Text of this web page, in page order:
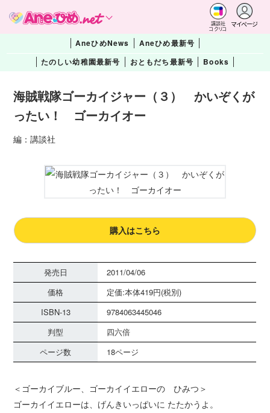
講談社
コクリコ
マイページ
AneひめNews
Aneひめ最新号
たのしい幼稚園最新号
おともだち最新号 Books
海賊戦隊ゴーカイジャー（３） かいぞくが
ったい！ ゴーカイオー
編：講談社
購入はこちら
発売日
2011/04/06
価格
定価:本体419円(税別)
ISBN-13
9784063445046
判型
四六倍
ページ数
18ページ
＜ゴーカイブルー、ゴーカイイエローの ひみつ＞
ゴーカイイエローは、げんきいっぱいに たたかうよ。